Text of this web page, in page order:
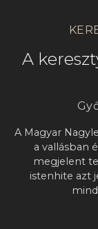
A
A Magyar
a vallásban
megjelent
istenhite azt